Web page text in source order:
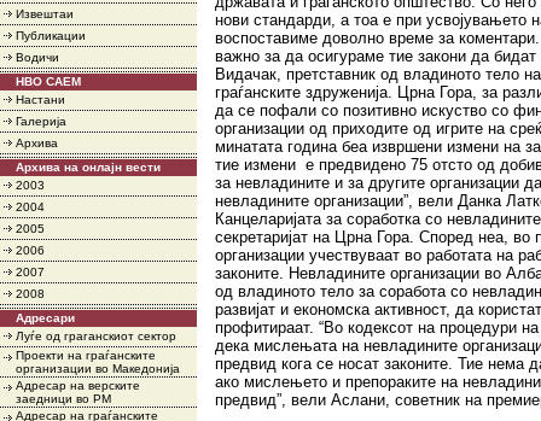
Извештаи
Публикации
Водичи
НВО САЕМ
Настани
Галерија
Архива
Архива на онлајн вести
2003
2004
2005
2006
2007
2008
Адресари
Луѓе од граганскиот сектор
Проекти на граѓанските
организации во Македонија
Адресар на верските
заедници во РМ
Адресар на граѓанските
нови стандарди, а тоа е при усвојувањето
воспоставиме доволно време за
важно за да осигураме тие закони да
Видачак, претставник од владиното тело
граѓанските здруженија. Црна Гора, за
да се пофали со позитивно искуство со
организации од приходите од игрите на
минатата година беа извршени измени на
тие измени е предвидено 75 отсто од
за невладините и за другите организации
невладините организации”, вели Данка
Канцеларијата за соработка со
секретаријат на Црна Гора. Според неа,
организации учествуваат во работата на
законите. Невладините организации во
од владиното тело за соработа со
развијат и економска активност, да
профитираат. “Во кодексот на процедури
дека мислењата на невладините
предвид кога се носат законите. Тие нема
ако мислењето и препораките на
предвид”, вели Аслани, советник на